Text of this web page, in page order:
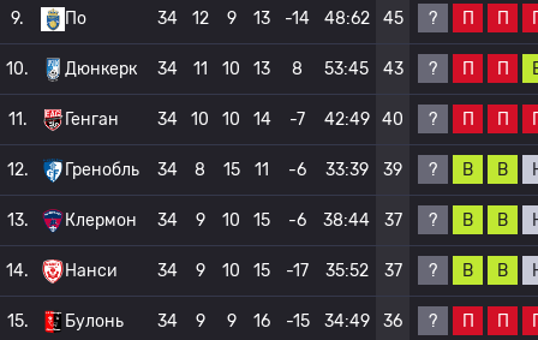
9. По 34 12 9 13 -14 48:62 45 ? П П
10. Дюнкерк 34 11 10 13 8 53:45 43 ? П П
11. Генган 34 10 10 14 -7 42:49 40 ? П П
12. Гренобль 34 8 15 11 -6 33:39 39 ? В В
13. Клермон 34 9 10 15 -6 38:44 37 ? В В
14. Нанси 34 9 10 15 -17 35:52 37 ? В В
15. Булонь 34 9 9 16 -15 34:49 36 ? П П